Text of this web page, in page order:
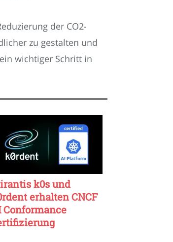
der CO2-
zu gestalten und
wichtiger Schritt in
k0s und
erhalten CNCF
Conformance